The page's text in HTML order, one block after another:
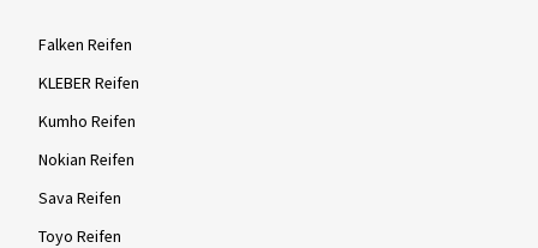
Falken Reifen
KLEBER Reifen
Kumho Reifen
Nokian Reifen
Sava Reifen
Toyo Reifen